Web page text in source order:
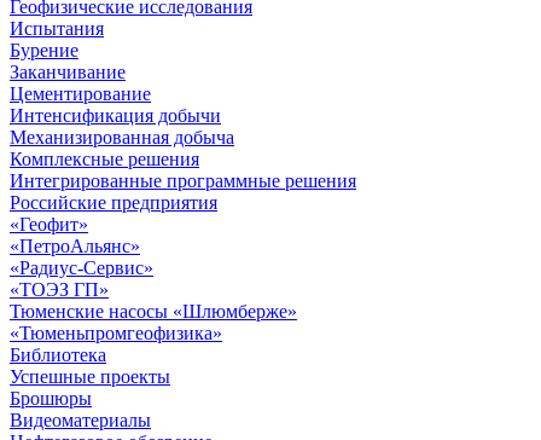
Геофизические исследования
Испытания
Бурение
Заканчивание
Цементирование
Интенсификация добычи
Механизированная добыча
Комплексные решения
Интегрированные программные решения
Российские предприятия
«Геофит»
«ПетроАльянс»
«Радиус-Сервис»
«ТОЭЗ ГП»
Тюменские насосы «Шлюмберже»
«Тюменьпромгеофизика»
Библиотека
Успешные проекты
Брошюры
Видеоматериалы